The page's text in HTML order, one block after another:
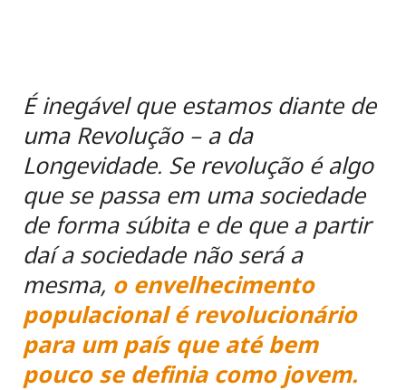
É inegável que estamos diante de
uma Revolução – a da
Longevidade. Se revolução é algo
que se passa em uma sociedade
de forma súbita e de que a partir
daí a sociedade não será a
mesma, o envelhecimento
populacional é revolucionário
para um país que até bem
pouco se definia como jovem.